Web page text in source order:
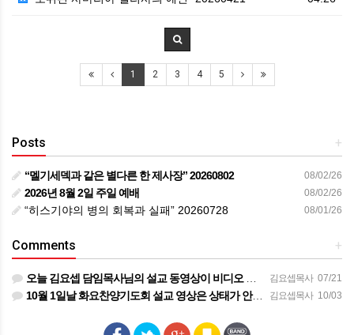
1 2 3 4 5
+
Posts
08/02/26
“멜기세덱과 같은 별다른 한 제사장” 20260802
08/02/26
2026년 8월 2일 주일 예배
08/01/26
“히스기야의 병의 회복과 실패” 20260728
+
Comments
김요셉목사 07/21
오늘 김요셉 담임목사님의 설교 동영상이 비디오 장비 문제로 영상을 올려 드리지 못해 죄송합니다 오늘 주일 설…
김요셉목사 10/03
10월 1일날 화요찬양기도회 설교 영상은 상태가 안좋아서 오디오만 올려 드립니다